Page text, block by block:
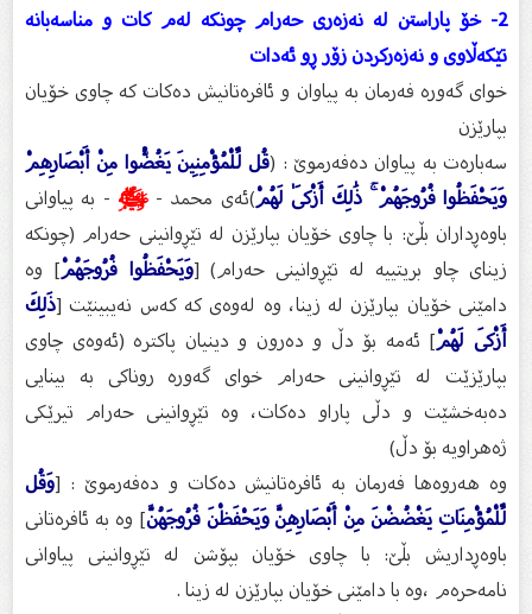
2- خۆ پاراستن لە نەزەری حەرام چونكە لەم كات و مناسەبانە
تێكەڵاوی و نەزەركردن زۆر ڕو ئەدات
خوای گەورە فەرمان بە پیاوان و ئافرەتانیش دەكات كە چاوی خۆیان
بپارێزن
سەبارەت بە پیاوان دەفەرموێ : ( قُل لِّلْمُؤْمِنِينَ يَغُضُّوا مِنْ أَبْصَارِهِمْ
وَيَحْفَظُوا فُرُوجَهُمْ ۚ ذَٰلِكَ أَزْكَىٰ لَهُمْ)ئه‌ی محمد - ﷺ- به‌ پیاوانی
باوه‌ڕداران بڵێ: با چاوی خۆیان بپارێزن له‌ تێڕوانینی حه‌رام (چونكه‌
زیناى چاو بریتییه‌ له‌ تێڕوانینى حه‌رام) [وَيَحْفَظُوا فُرُوجَهُمْ] وه‌
دامێنی خۆیان بپارێزن له‌ زینا، وه‌ له‌وه‌ى كه‌ كه‌س نه‌یبینێت [ذَلِكَ
أَزْكَى لَهُمْ] ئه‌مه‌ بۆ دڵ و ده‌رون و دینیان پاكتره‌ (ئه‌وه‌ى چاوى
بپارێزێت له‌ تێڕوانینى حه‌رام خواى گه‌وره‌ روناكى به‌ بینایی
ده‌به‌خشێت و دڵى پاراو ده‌كات، وه‌ تێڕوانینى حه‌رام تیرێكى
ژه‌هراویه‌ بۆ دڵ)
وە هەروەها فەرمان بە ئافرەتانیش دەکات و دەفەرموێ : [وَقُل
لِّلْمُؤْمِنَاتِ يَغْضُضْنَ مِنْ أَبْصَارِهِنَّ وَيَحْفَظْنَ فُرُوجَهُنَّ] وە بە ئافرەتانی
باوەڕداریش بڵێ: با چاوی خۆیان بپۆشن لە تێڕوانینی پیاوانی
نامەحرەم ،وە با دامێنی خۆیان بپارێزن لە زینا .